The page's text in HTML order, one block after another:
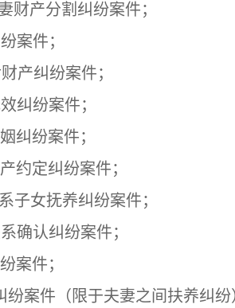
产分割纠纷案件；
案件；
纠纷案件；
纷案件；
纷案件；
定纠纷案件；
女抚养纠纷案件；
认纠纷案件；
件；
案件（限于夫妻之间扶养纠纷